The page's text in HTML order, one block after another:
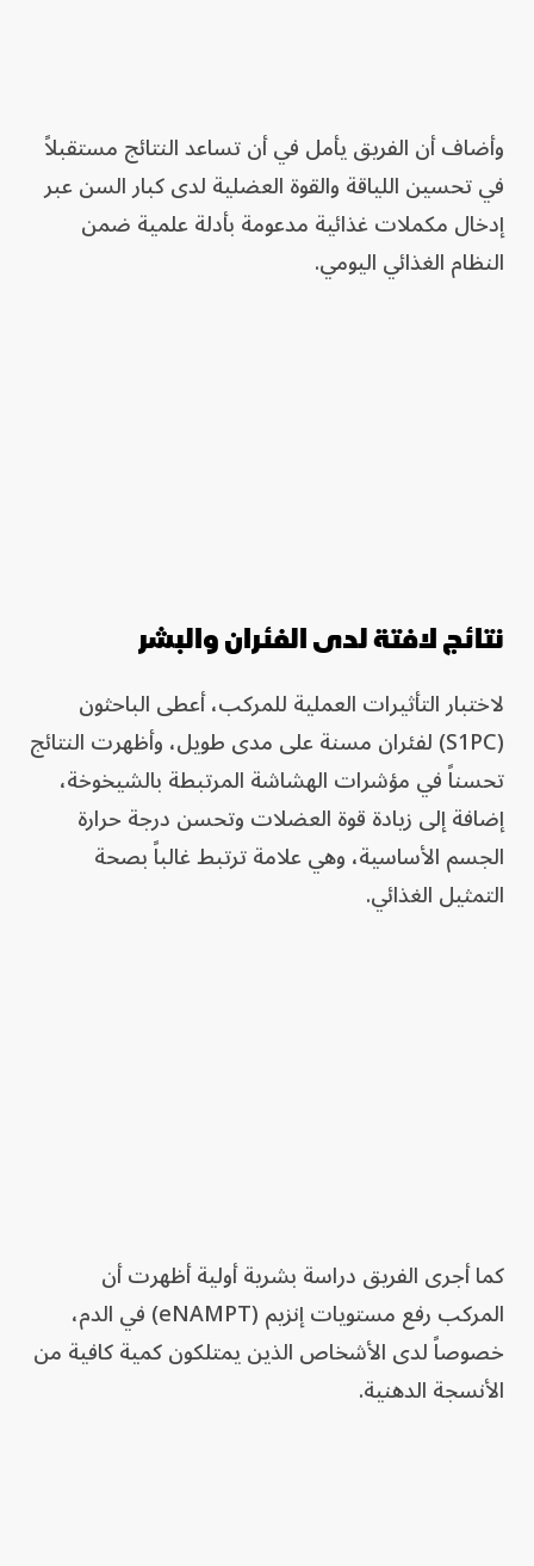
وأضاف أن الفريق يأمل في أن تساعد النتائج مستقبلاً
في تحسين اللياقة والقوة العضلية لدى كبار السن عبر
إدخال مكملات غذائية مدعومة بأدلة علمية ضمن
النظام الغذائي اليومي.
نتائج لافتة لدى الفئران والبشر
لاختبار التأثيرات العملية للمركب، أعطى الباحثون
(S1PC) لفئران مسنة على مدى طويل، وأظهرت النتائج
تحسناً في مؤشرات الهشاشة المرتبطة بالشيخوخة،
إضافة إلى زيادة قوة العضلات وتحسن درجة حرارة
الجسم الأساسية، وهي علامة ترتبط غالباً بصحة
التمثيل الغذائي.
كما أجرى الفريق دراسة بشرية أولية أظهرت أن
المركب رفع مستويات إنزيم (eNAMPT) في الدم،
خصوصاً لدى الأشخاص الذين يمتلكون كمية كافية من
الأنسجة الدهنية.